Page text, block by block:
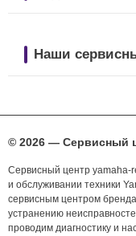
Наши
© 2026 — Сервисный
Сервисный центр yamaha-
и обслуживании техники
сервисным центром
устранению
проводим диагностику и